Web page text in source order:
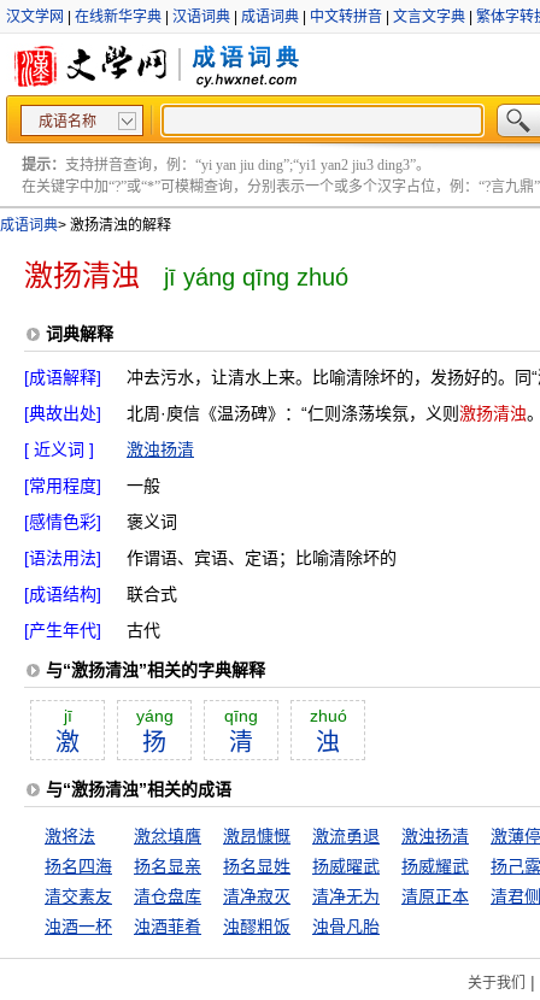
汉文学网 在线新华字典 汉语词典 成语词典 中文转拼音 文言文字典 繁体字转
成语名称
提示： 支持拼音查询，例：“yi yan jiu ding”;“yi1 yan2 jiu3 ding3”。
在关键字中加“?”或“*”可模糊查询，分别表示一个或多个汉字占位，例：“?言九鼎”
成语词典> 激扬清浊的解释
激扬清浊 jī yáng qīng zhuó
词典解释
[成语解释]
冲去污水，让清水上来。比喻清除坏的，发扬好的。同
[典故出处]
北周·庾信《温汤碑》：“仁则涤荡埃氛，义则 激扬清浊
[ 近义词 ]
激浊扬清
[常用程度]
一般
[感情色彩]
褒义词
[语法用法]
作谓语、宾语、定语；比喻清除坏的
[成语结构]
联合式
[产生年代]
古代
与“激扬清浊”相关的字典解释
jī
激
yáng
扬
qīng
清
zhuó
浊
与“激扬清浊”相关的成语
激将法 激忿填膺 激昂慷慨 激流勇退 激浊扬清
激薄
扬名四海
扬名显亲 扬名显姓 扬威曜武 扬威耀武
扬己
清交素友
清仓盘库 清净寂灭 清净无为 清原正本
清君侧
浊酒一杯
浊酒菲肴 浊醪粗饭 浊骨凡胎
关于我们 |